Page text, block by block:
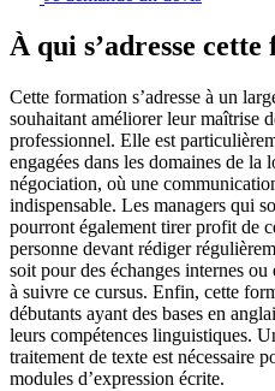
À qui s’adresse
Cette formation s’adresse à un
souhaitant améliorer leur maîtrise
professionnel. Elle est
engagées dans les domaines de la
négociation, où une
indispensable. Les managers qui
pourront également tirer profit de
personne devant rédiger
soit pour des échanges internes
à suivre ce cursus. Enfin, cette
débutants ayant des bases en
leurs compétences linguistiques.
traitement de texte est nécessaire
modules d’expression écrite.